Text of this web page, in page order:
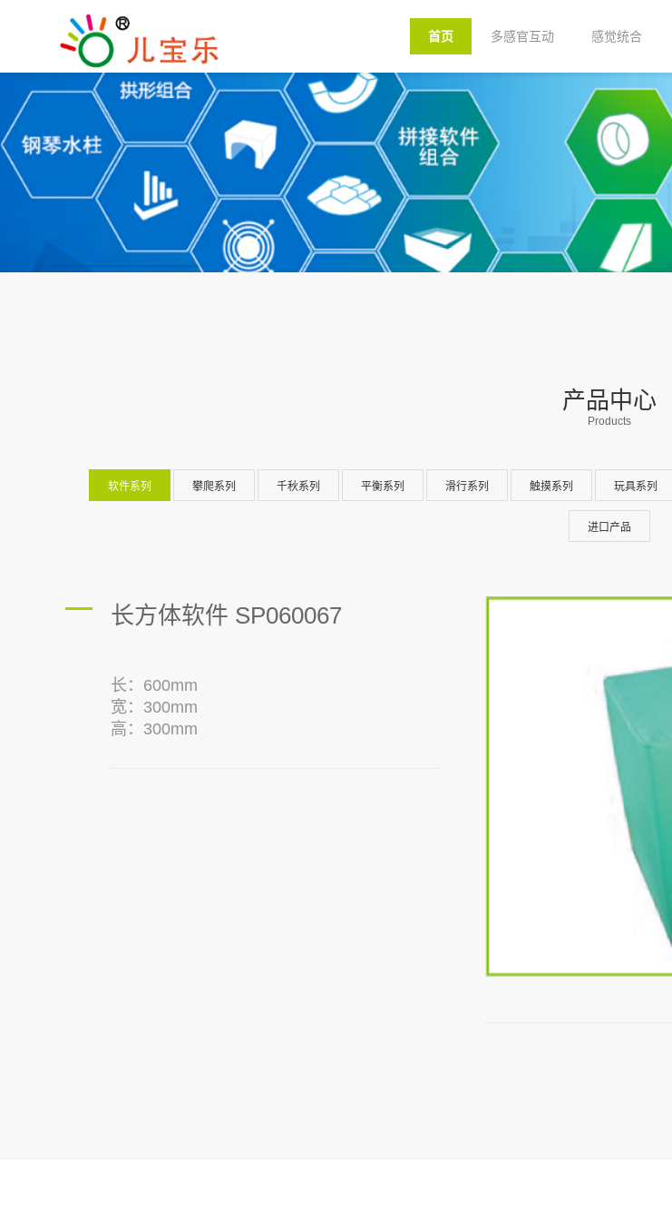
首页 多感官互动 感觉统合
产品中心
Products
软件系列 攀爬系列 千秋系列 平衡系列 滑行系列 触摸系列 玩具系列
进口产品
长方体软件 SP060067
长：600mm
宽：300mm
高：300mm